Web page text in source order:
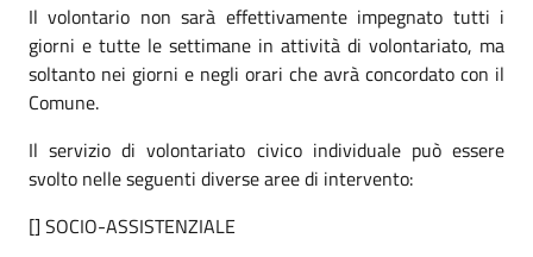
Il volontario non sarà effettivamente impegnato tutti i
giorni e tutte le settimane in attività di volontariato, ma
soltanto nei giorni e negli orari che avrà concordato con il
Comune.
Il servizio di volontariato civico individuale può essere
svolto nelle seguenti diverse aree di intervento:
[] SOCIO-ASSISTENZIALE